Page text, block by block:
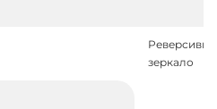
зеркало